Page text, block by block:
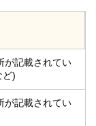
が記載されてい
ど)
が記載されてい